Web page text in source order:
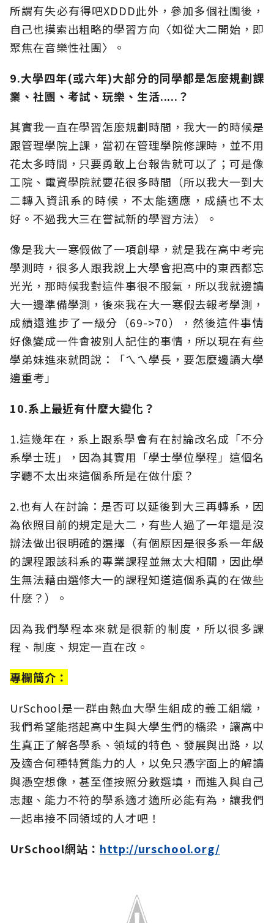
所謂有失必有得吧XDDD此外，參加多個社團後，
自己也摸索出粗略的學習方向〈如從大二開始，即
聚焦在音樂性社團〉。
9.大學四年(或六年)大部分的同學都是怎麼規劃課
業、社團、考試、玩樂、生活.....？
其實我一直在學習怎麼規劃時間，我大一的時候是
跟管理學院上課，當初在管理學院修課時，並不用
花太多時間，只要勇敢上台報告就可以了；可是像
工院、電資學院就要花很多時間（所以我大一到大
二轉入資訊系的時候，不太能適應，成績也不太
好。不過我大三在嘗試新的學習方法）。
像是我大一寒假做了一項創舉，就是我在高中考完
學測時，很多人跟我說上大學會把高中的東西都忘
光光，那時候我對這件事很不服氣，所以我就邊讀
大一邊準備學測，後來我在大一寒假去報考學測，
成績還進步了一級分（69->70），然後這件事情
好像變成一件會被別人記住的事情，所以現在有些
學弟妹進來就問說：「ㄟㄟ學長，要怎麼邊讀大學
邊重考」
10.系上最近有什麼大變化？
1.這幾年在，系上跟系學會有在討論改名成「不分
系學士班」，因為其實用「學士學位學程」這個名
字聽不太出來這個系所是在做什麼？
2.也有人在討論：是否可以延後到大三再轉系，因
為依照目前的規定是大二，有些人過了一年還是沒
辦法做出很明確的選擇（有個原因是很多系一年級
的課程跟該科系的專業課程並無太大相關，因此學
生無法藉由選修大一的課程知道這個系真的在做些
什麼？）。
因為我們學程本來就是很新的制度，所以很多課
程、制度、規定一直在改。
專欄簡介：
UrSchool是一群由熱血大學生組成的義工組織，
我們希望能搭起高中生與大學生們的橋梁，讓高中
生真正了解各學系、領域的特色、發展與出路，以
及適合何種特質能力的人，以免只憑字面上的解讀
與憑空想像，甚至僅按照分數選填，而進入與自己
志趣、能力不符的學系適才適所必能有為，讓我們
一起串接不同領域的人才吧！
UrSchool網站： http://urschool.org/